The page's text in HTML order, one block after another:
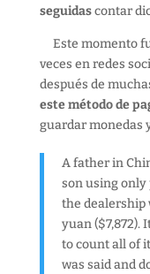
seguidascontar
Este momento
veces en redes
después de
este método de
guardar monedas
A father in
son using only
the dealership
yuan ($7,872).
to count all of
was said and